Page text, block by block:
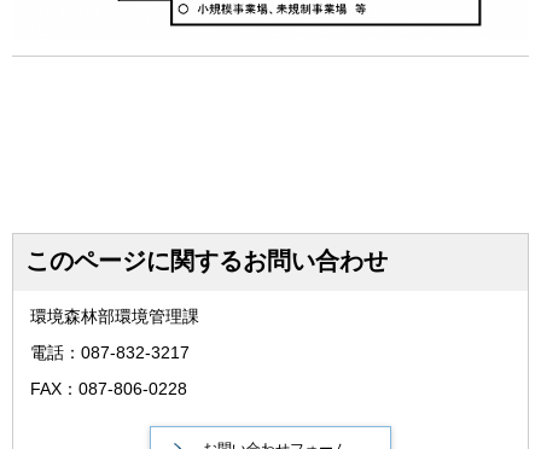
このページに関するお問い合わせ
環境森林部環境管理課
電話：087-832-3217
FAX：087-806-0228